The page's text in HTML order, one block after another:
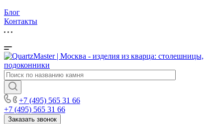
Блог
Контакты
+7 (495) 565 31 66
+7 (495) 565 31 66
Заказать звонок